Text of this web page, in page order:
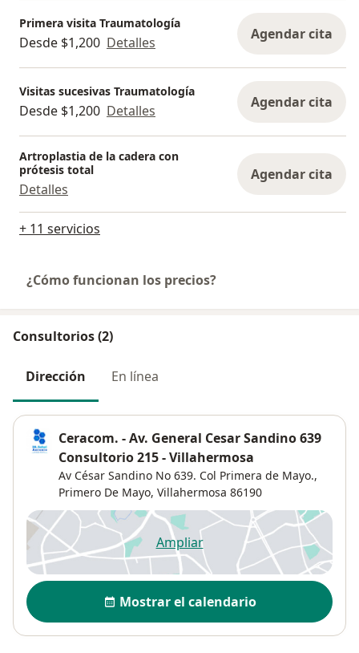
Primera visita Traumatología
Desde $1,200 Detalles Agendar cita
Visitas sucesivas Traumatología
Desde $1,200 Detalles Agendar cita
Artroplastia de la cadera con
prótesis total
Detalles
Agendar cita
+ 11 servicios
¿Cómo funcionan los precios?
Consultorios (2)
Dirección En línea
Ceracom. - Av. General Cesar Sandino 639
Consultorio 215 - Villahermosa
Av César Sandino No 639. Col Primera de Mayo.,
Primero De Mayo, Villahermosa 86190
Ampliarse abre en una nueva
Disponibilidad
Mostrar el calendario